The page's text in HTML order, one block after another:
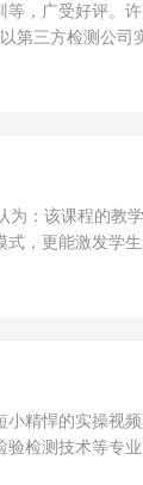
，广受好评。
第三方检测公司
：该课程的教
，更能激发学生
精悍的实操视
检测技术等专业